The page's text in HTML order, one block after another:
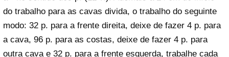
do trabalho para as cavas divida, o trabalho do seguinte
modo: 32 p. para a frente direita, deixe de fazer 4 p. para
a cava, 96 p. para as costas, deixe de fazer 4 p. para
outra cava e 32 p. para a frente esquerda, trabalhe cada